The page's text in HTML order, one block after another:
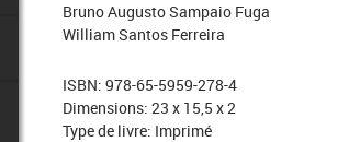
Bruno Augusto Sampaio Fuga
William Santos Ferreira
ISBN: 978-65-5959-278-4
Dimensions: 23 x 15,5 x 2
Type de livre: Imprimé